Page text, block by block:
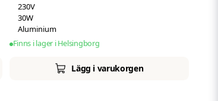
230V
30W
Aluminium
Finns i lager i Helsingborg
Lägg i varukorgen